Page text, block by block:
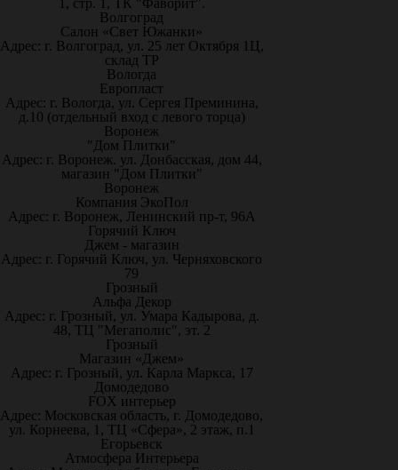
1, стр. 1, ТК "Фаворит".
Волгоград
Салон «Свет Южанки»
Адрес: г. Волгоград, ул. 25 лет Октября 1Ц,
склад ТР
Вологда
Европласт
Адрес: г. Вологда, ул. Сергея Преминина,
д.10 (отдельный вход с левого торца)
Воронеж
"Дом Плитки"
Адрес: г. Воронеж. ул. Донбасская, дом 44,
магазин "Дом Плитки"
Воронеж
Компания ЭкоПол
Адрес: г. Воронеж, Ленинский пр-т, 96А
Горячий Ключ
Джем - магазин
Адрес: г. Горячий Ключ, ул. Черняховского
79
Грозный
Альфа Декор
Адрес: г. Грозный, ул. Умара Кадырова, д.
48, ТЦ "Мегаполис", эт. 2
Грозный
Магазин «Джем»
Адрес: г. Грозный, ул. Карла Маркса, 17
Домодедово
FOX интерьер
Адрес: Московская область, г. Домодедово,
ул. Корнеева, 1, ТЦ «Сфера», 2 этаж, п.1
Егорьевск
Атмосфера Интерьера